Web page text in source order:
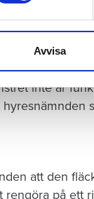
och
medier och
Avvisa
och
ledamöter
inte är
att den
rengöra på ett